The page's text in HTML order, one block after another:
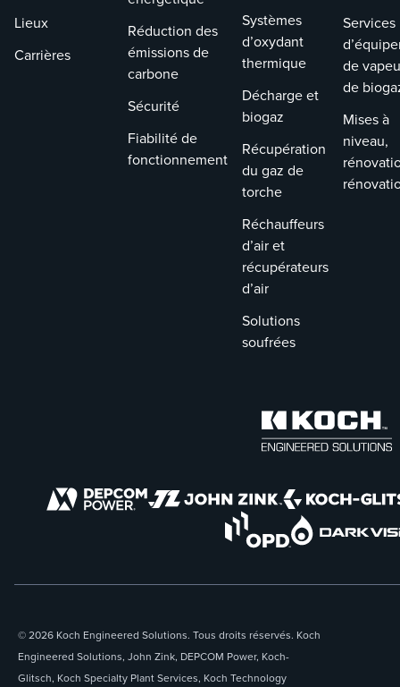
Lieux
Carrières
Réduction des
émissions de
carbone
Sécurité
Fiabilité de
fonctionnement
Systèmes
d’oxydant
thermique
Décharge et
biogaz
Récupération
du gaz de
torche
Réchauffeurs
d’air et
récupérateurs
d’air
Solutions
soufrées
Services
de
de
Mises à
niveau,
© 2026 Koch Engineered Solutions. Tous droits réservés. Koch
Engineered Solutions, John Zink, DEPCOM Power, Koch-
Glitsch, Koch Specialty Plant Services, Koch Technology